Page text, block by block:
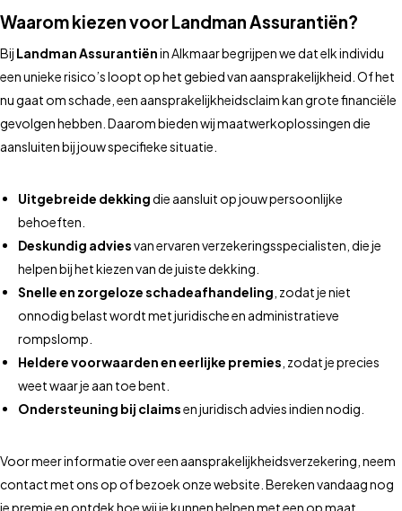
Waarom kiezen voor Landman Assurantiën?
Bij Landman Assurantiënin Alkmaar begrijpen we dat elk individu
een unieke risico’s loopt op het gebied van aansprakelijkheid. Of het
nu gaat om schade, een aansprakelijkheidsclaim kan grote financiële
gevolgen hebben. Daarom bieden wij maatwerkoplossingen die
aansluiten bij jouw specifieke situatie.
Uitgebreide dekkingdie aansluit op jouw persoonlijke
behoeften.
Deskundig adviesvan ervaren verzekeringsspecialisten, die je
helpen bij het kiezen van de juiste dekking.
Snelle en zorgeloze schadeafhandeling , zodat je niet
onnodig belast wordt met juridische en administratieve
rompslomp.
Heldere voorwaarden en eerlijke premies , zodat je precies
weet waar je aan toe bent.
Ondersteuning bij claimsen juridisch advies indien nodig.
Voor meer informatie over een aansprakelijkheidsverzekering, neem
contact met ons op of bezoek onze website. Bereken vandaag nog
je premie en ontdek hoe wij je kunnen helpen met een op maat